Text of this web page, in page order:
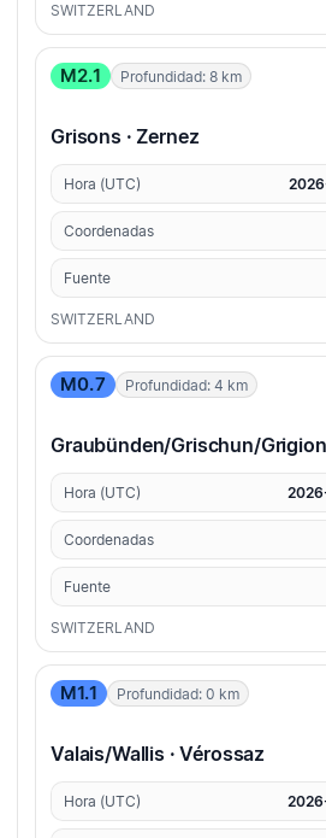
SWITZERLAND
M2.1 Profundidad: 8 km
Grisons · Zernez
Hora (UTC)
Coordenadas
Fuente
SWITZERLAND
M0.7 Profundidad: 4 km
Graubünden/Grischun/
Hora (UTC)
Coordenadas
Fuente
SWITZERLAND
M1.1 Profundidad: 0 km
Valais/Wallis · Vérossaz
Hora (UTC)